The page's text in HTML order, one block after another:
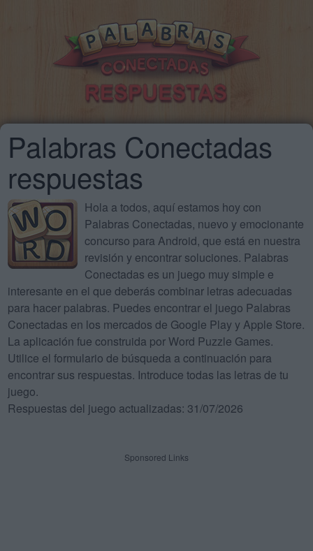
Palabras Conectadas
respuestas
Hola a todos, aquí estamos hoy con
Palabras Conectadas, nuevo y emocionante
concurso para Android, que está en nuestra
revisión y encontrar soluciones. Palabras
Conectadas es un juego muy simple e
interesante en el que deberás combinar letras adecuadas
para hacer palabras. Puedes encontrar el juego Palabras
Conectadas en los mercados de Google Play y Apple Store.
La aplicación fue construida por Word Puzzle Games.
Utilice el formulario de búsqueda a continuación para
encontrar sus respuestas. Introduce todas las letras de tu
juego.
Respuestas del juego actualizadas: 31/07/2026
Sponsored Links